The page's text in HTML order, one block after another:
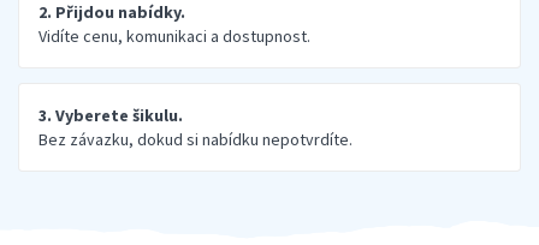
2. Přijdou nabídky.
Vidíte cenu, komunikaci a dostupnost.
3. Vyberete šikulu.
Bez závazku, dokud si nabídku nepotvrdíte.